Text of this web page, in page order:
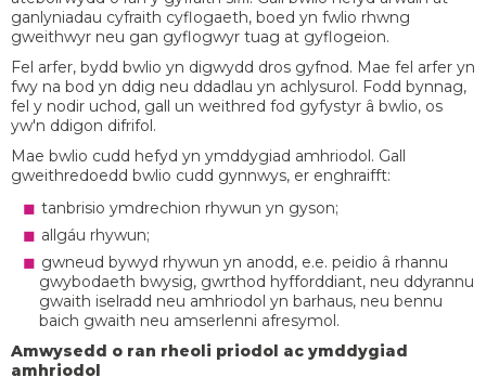
ganlyniadau cyfraith cyflogaeth, boed yn fwlio rhwng
gweithwyr neu gan gyflogwyr tuag at gyflogeion.
Fel arfer, bydd bwlio yn digwydd dros gyfnod. Mae fel arfer yn
fwy na bod yn ddig neu ddadlau yn achlysurol. Fodd bynnag,
fel y nodir uchod, gall un weithred fod gyfystyr â bwlio, os
yw'n ddigon difrifol.
Mae bwlio cudd hefyd yn ymddygiad amhriodol. Gall
gweithredoedd bwlio cudd gynnwys, er enghraifft:
tanbrisio ymdrechion rhywun yn gyson;
allgáu rhywun;
gwneud bywyd rhywun yn anodd, e.e. peidio â rhannu
gwybodaeth bwysig, gwrthod hyfforddiant, neu ddyrannu
gwaith iselradd neu amhriodol yn barhaus, neu bennu
baich gwaith neu amserlenni afresymol.
Amwysedd o ran rheoli priodol ac ymddygiad
amhriodol